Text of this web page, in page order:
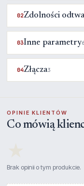
02Zdolności
03Inne parametry6
04Złącza3
OPINIE KLIENTÓW
Co mówią
Brak opinii o tym produkcie.